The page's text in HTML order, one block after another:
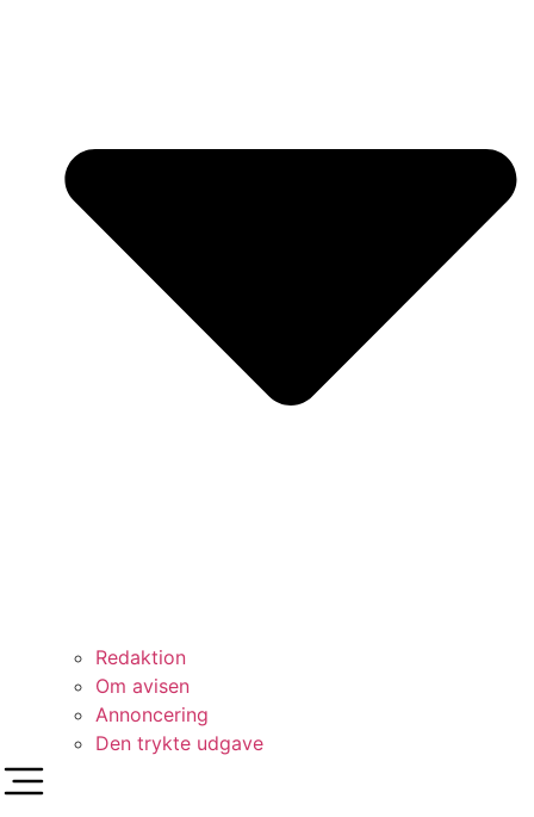
Redaktion
Om avisen
Annoncering
Den trykte udgave